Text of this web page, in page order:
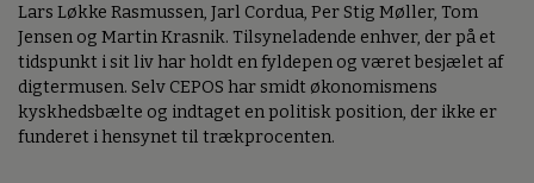
Lars Løkke Rasmussen, Jarl Cordua, Per Stig Møller, Tom
Jensen og Martin Krasnik. Tilsyneladende enhver, der på et
tidspunkt i sit liv har holdt en fyldepen og været besjælet af
digtermusen. Selv CEPOS har smidt økonomismens
kyskhedsbælte og indtaget en politisk position, der ikke er
funderet i hensynet til trækprocenten.